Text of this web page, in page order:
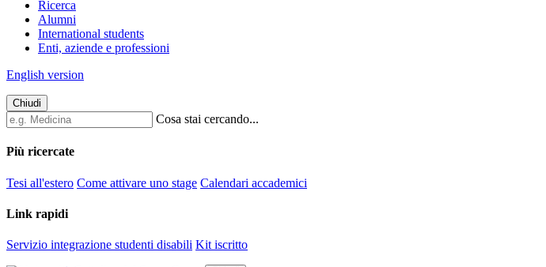
Ricerca
Alumni
International students
Enti, aziende e professioni
English version
Chiudi
Cosa stai cercando...
Più ricercate
Tesi all'estero Come attivare uno stage Calendari accademici
Link rapidi
Servizio integrazione studenti disabili Kit iscritto